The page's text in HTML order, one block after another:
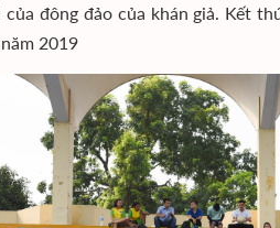
đông đảo của khán giả. Kết
2019